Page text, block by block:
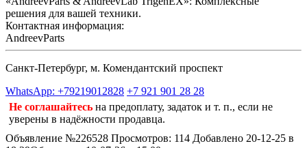
решения для вашей техники.
Контактная информация:
AndreevParts
Санкт-Петербург, м. Комендантский проспект
WhatsApp: +79219012828 +7 921 901 28 28
Не соглашайтесь на предоплату, задаток и т. п., если не
уверены в надёжности продавца.
Объявление №226528 Просмотров: 114 Добавлено 20-12-25 в